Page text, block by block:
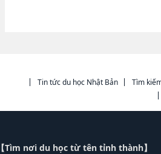
Tin tức du học Nhật Bản Tìm
【Tìm nơi du học từ tên tỉnh thành】